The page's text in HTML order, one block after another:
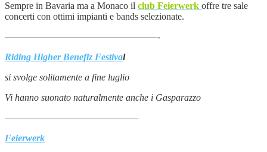
Sempre in Bavaria ma a Monaco il club Feierwerk offre tre sale
concerti con ottimi impianti e bands selezionate.
————————————————-
Riding Higher Benefiz Festival
si svolge solitamente a fine luglio
Vi hanno suonato naturalmente anche i Gasparazzo
————————————————
Feierwerk